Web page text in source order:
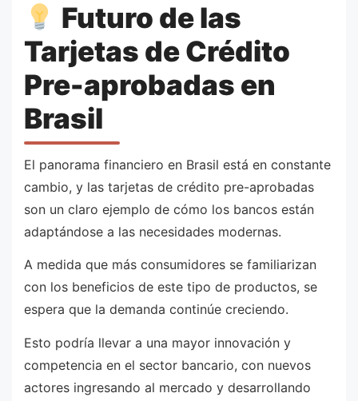
Futuro de las
Tarjetas de Crédito
Pre-aprobadas en
Brasil
El panorama financiero en Brasil está en constante
cambio, y las tarjetas de crédito pre-aprobadas
son un claro ejemplo de cómo los bancos están
adaptándose a las necesidades modernas.
A medida que más consumidores se familiarizan
con los beneficios de este tipo de productos, se
espera que la demanda continúe creciendo.
Esto podría llevar a una mayor innovación y
competencia en el sector bancario, con nuevos
actores ingresando al mercado y desarrollando